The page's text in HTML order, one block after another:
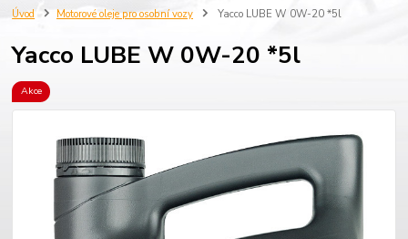
Úvod Motorové oleje pro osobní vozy Yacco LUBE W 0W-20 *5l
Yacco LUBE W 0W-20 *5l
Akce